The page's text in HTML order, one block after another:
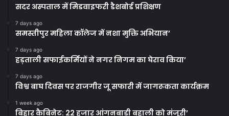
सदर अस्पताल में मिडवाइफरी डैशबोर्ड प्रशिक्षण
7 days ago
समस्तीपुर महिला कॉलेज में नशा मुक्ति अभियान’
7 days ago
हड़ताली सफाईकर्मियों ने नगर निगम का घेराव किया’
7 days ago
विश्व बाघ दिवस पर राजगीर जू सफारी में जागरूकता कार्यक्रम
1 week ago
बिहार कैबिनेट: 22 हजार आंगनबाड़ी बहाली को मंजूरी’